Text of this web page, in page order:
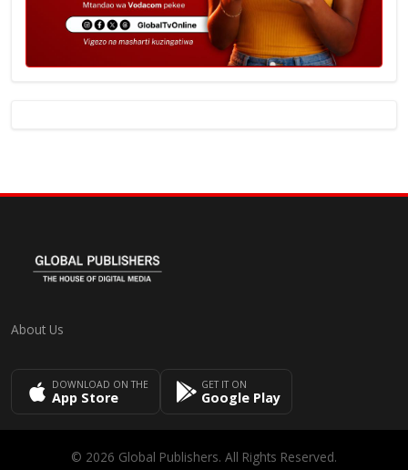
About Us
DOWNLOAD ON THE
App Store
GET IT ON
Google Play
© 2026 Global Publishers. All Rights Reserved.